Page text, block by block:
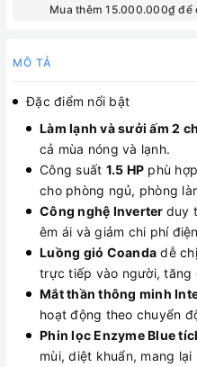
Mua thêm 15.000.000₫
MÔ TẢ
Đặc điểm nổi bật
Làm lạnh và sưởi ấm 2
cả mùa nóng và lạnh.
Công suất 1.5 HP phù
cho phòng ngủ, phòng
Công nghệ Inverter duy
êm ái và giảm chi phí
Luồng gió Coanda dễ
trực tiếp vào người, tăng
Mắt thần thông minh
hoạt động theo chuyển
Phin lọc Enzyme Blue
mùi, diệt khuẩn, mang